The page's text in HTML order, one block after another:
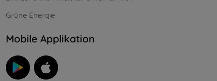
Grüne Energie
Mobile Applikation